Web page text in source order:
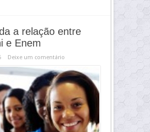
a relação entre
e Enem
Deixe um comentário